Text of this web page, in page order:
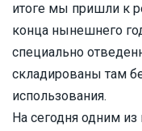
итоге мы пришли к
конца нынешнего
специально
складированы там
использования.
На сегодня одним